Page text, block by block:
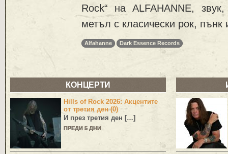
Rock“ на ALFAHANNE,
метъл с класически рок,
Alfahanne Dark Essence Records
КОНЦЕРТИ
Hills of Rock 2026: Акцентите
от третия ден (0)
И през третия ден […]
ПРЕДИ 5 ДНИ